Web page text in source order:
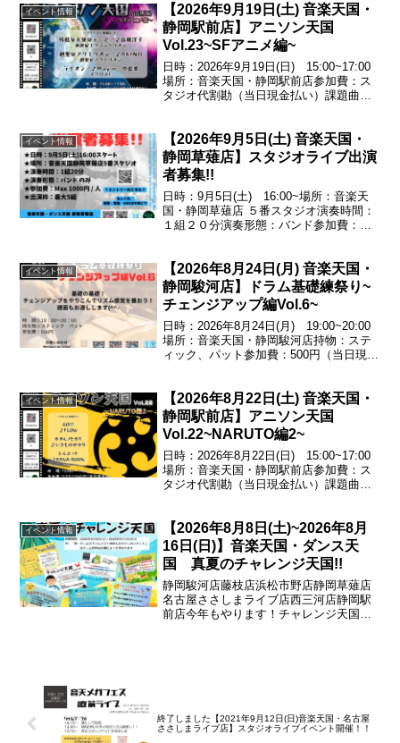
+転換リハ15分）■場所安城RADIO
CLUB■...
イベント情報
【2026年9月19日(土) 音楽天国・
静岡駅前店】アニソン天国
Vol.23~SFアニメ編~
日時：2026年9月19日(日) 15:00~17:00
場所：音楽天国・静岡駅前店参加費：ス
タジオ代割勘（当日現金払い）課題曲残
♪AKINO（創聖のアクエリオン）ライ...
イベント情報
【2026年9月5日(土) 音楽天国・
静岡草薙店】スタジオライブ出演
者募集!!
日時：9月5日(土) 16:00~場所：音楽天
国・静岡草薙店 ５番スタジオ演奏時間：
１組２０分演奏形態：バンド参加費：
イベント情報
【2026年8月24日(月) 音楽天国・
静岡駿河店】ドラム基礎練祭り~
チェンジアップ編Vol.6~
日時：2026年8月24日(月) 19:00~20:00
場所：音楽天国・静岡駿河店持物：ステ
ィック、パット参加費：500円（当日現金
します♪エントリー受付中！054...
イベント情報
【2026年8月22日(土) 音楽天国・
静岡駅前店】アニソン天国
Vol.22~NARUTO編2~
日時：2026年8月22日(日) 15:00~17:00
場所：音楽天国・静岡駅前店参加費：ス
タジオ代割勘（当日現金払い）課題曲
トリー受付中！お問い合わ...
イベント情報
【2026年8月8日(土)~2026年8月
16日(日)】音楽天国・ダンス天
国 真夏のチャレンジ天国!!
静岡駿河店藤枝店浜松市野店静岡草薙店
名古屋ささしまライブ店西三河店静岡駅
前店今年もやります！チャレンジ天国！
終了しました【2021年9月12日(日)音楽天国・名古屋
ささしまライブ店】スタジオライブイベント開催！！